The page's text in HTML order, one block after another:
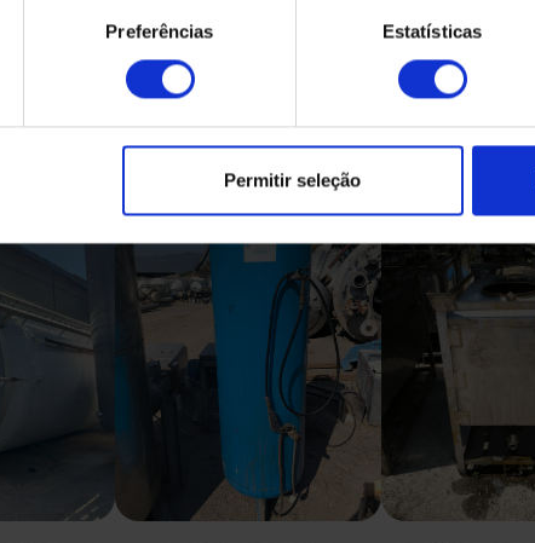
Preferências Estatísticas
Permitir seleção
Produtos Relacionados